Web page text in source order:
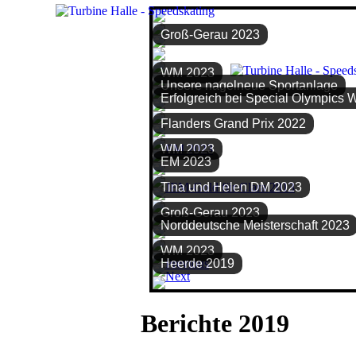
Groß-Gerau 2023
WM 2023
Unsere nagelneue Sportanlage
Erfolgreich bei Special Olympics
Flanders Grand Prix 2022
WM 2023
EM 2023
Tina und Helen DM 2023
Groß-Gerau 2023
Norddeutsche Meisterschaft 2023
WM 2023
Heerde 2019
Berichte 2019